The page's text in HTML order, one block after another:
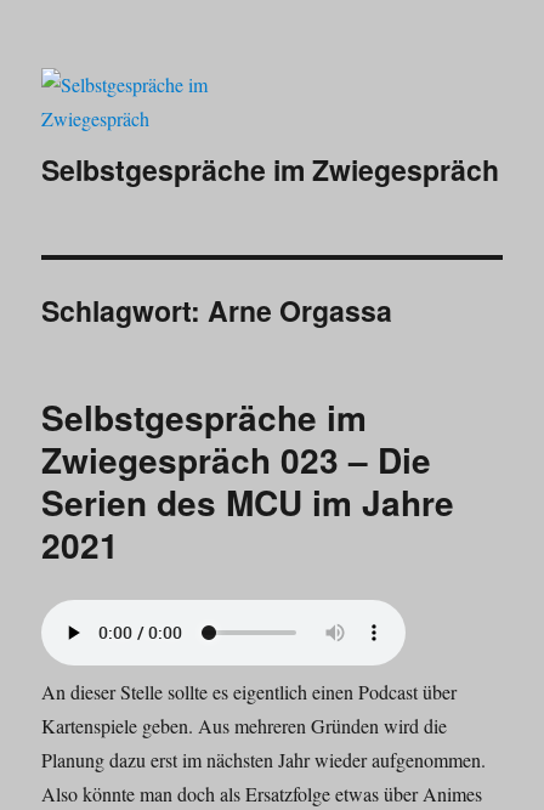
Selbstgespräche im Zwiegespräch
Schlagwort:Arne Orgassa
Selbstgespräche im
Zwiegespräch 023 – Die
Serien des MCU im Jahre
2021
An dieser Stelle sollte es eigentlich einen Podcast über
Kartenspiele geben. Aus mehreren Gründen wird die
Planung dazu erst im nächsten Jahr wieder aufgenommen.
Also könnte man doch als Ersatzfolge etwas über Animes